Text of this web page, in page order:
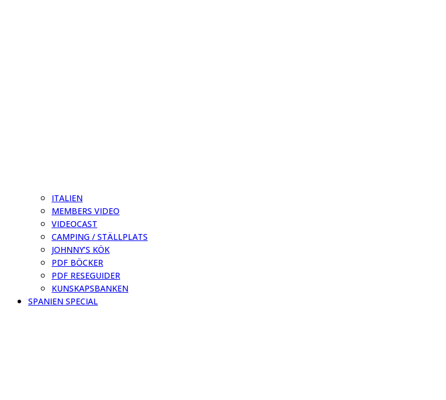
ITALIEN
MEMBERS VIDEO
VIDEOCAST
CAMPING / STÄLLPLATS
JOHNNY’S KÖK
PDF BÖCKER
PDF RESEGUIDER
KUNSKAPSBANKEN
SPANIEN SPECIAL